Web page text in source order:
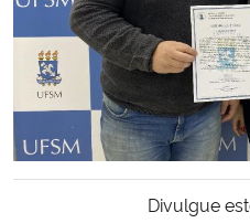
Ministério do Meio Ambiente
Ministério do Turismo
Ministério do Desenvolvimento
Controladoria-Geral da União
Divulgue